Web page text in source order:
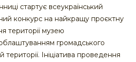
стартує всеукраїнський
конкурс на найкращу проєктну
території музею
громадського
території. Ініціатива проведення